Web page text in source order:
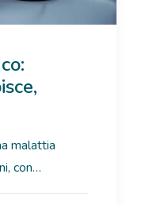
malattia
con…